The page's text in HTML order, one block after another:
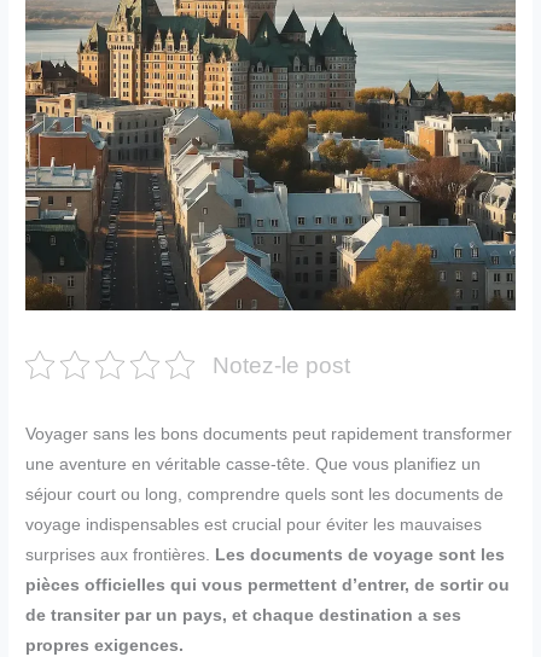
Notez-le post
Voyager sans les bons documents peut rapidement transformer
une aventure en véritable casse-tête. Que vous planifiez un
séjour court ou long, comprendre quels sont les documents de
voyage indispensables est crucial pour éviter les mauvaises
surprises aux frontières. Les documents de voyage sont les
pièces officielles qui vous permettent d’entrer, de sortir ou
de transiter par un pays, et chaque destination a ses
propres exigences.